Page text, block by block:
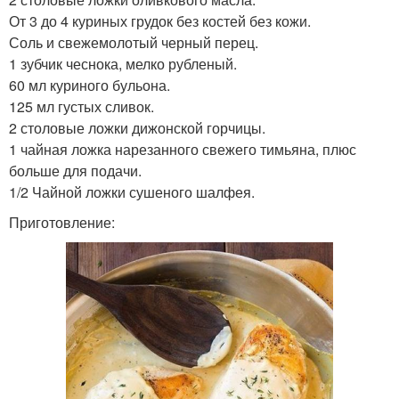
От 3 до 4 куриных грудок без костей без кожи.
Соль и свежемолотый черный перец.
1 зубчик чеснока, мелко рубленый.
60 мл куриного бульона.
125 мл густых сливок.
2 столовые ложки дижонской горчицы.
1 чайная ложка нарезанного свежего тимьяна, плюс
больше для подачи.
1/2 Чайной ложки сушеного шалфея.
Приготовление: